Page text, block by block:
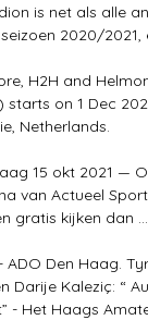
is net als alle
2020/
H2H and
on 1 Dec
Netherlands.
15 okt 2021 —
van Actueel
gratis kijken dan ...
Den Haag.
Darije Kaleziç: “
- Het Haags